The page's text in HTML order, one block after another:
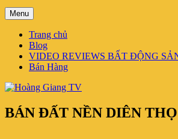
Menu
Trang chủ
Blog
VIDEO REVIEWS BẤT ĐỘNG
Bán Hàng
BÁN ĐẤT NỀN DIÊN